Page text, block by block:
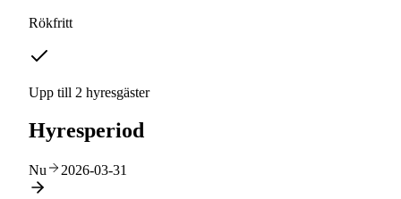
Rökfritt
Upp till 2 hyresgäster
Hyresperiod
Nu 2026-03-31